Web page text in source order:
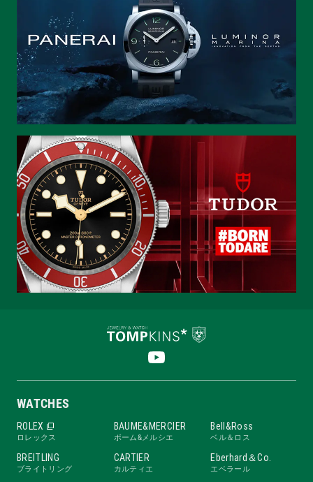
WATCHES
ROLEX
ロレックス
BAUME&MERCIER
ボーム&メルシエ
Bell&Ross
ベル＆ロス
BREITLING
ブライトリング
CARTIER
カルティエ
Eberhard＆Co.
エベラール